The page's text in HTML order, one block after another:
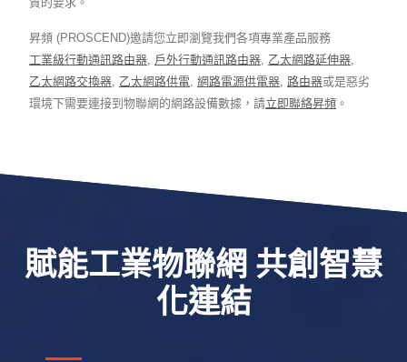
昇頻 (PROSCEND)邀請您立即瀏覽我們各項專業產品服務
工業級行動通訊路由器, 戶外行動通訊路由器, 乙太網路延伸器,
乙太網路交換器, 乙太網路供電, 網路電源供電器, 路由器或是惡劣
環境下需要連接到物聯網的網路設備數據，請立即聯絡昇頻 。
賦能工業物聯網 共創智慧
化連結